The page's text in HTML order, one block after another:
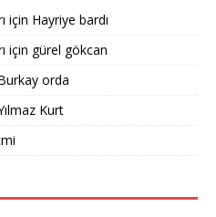
için Hayriye bardı
için gürel gökcan
orda
Kurt